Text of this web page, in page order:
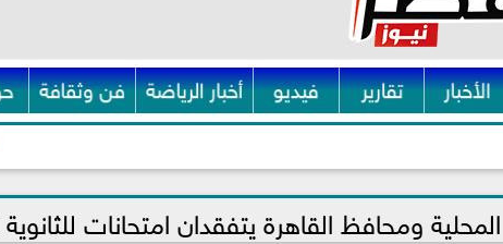
الأخبار تقارير فيديو أخبار الرياضة فن وثقافة
المحلية ومحافظ القاهرة يتفقدان امتحانات